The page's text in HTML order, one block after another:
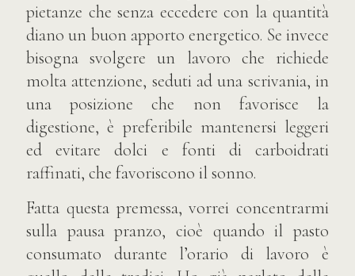
pietanze che senza eccedere con la quantità
diano un buon apporto energetico. Se invece
bisogna svolgere un lavoro che richiede
molta attenzione, seduti ad una scrivania, in
una posizione che non favorisce la
digestione, è preferibile mantenersi leggeri
ed evitare dolci e fonti di carboidrati
raffinati, che favoriscono il sonno.
Fatta questa premessa, vorrei concentrarmi
sulla pausa pranzo, cioè quando il pasto
consumato durante l’orario di lavoro è